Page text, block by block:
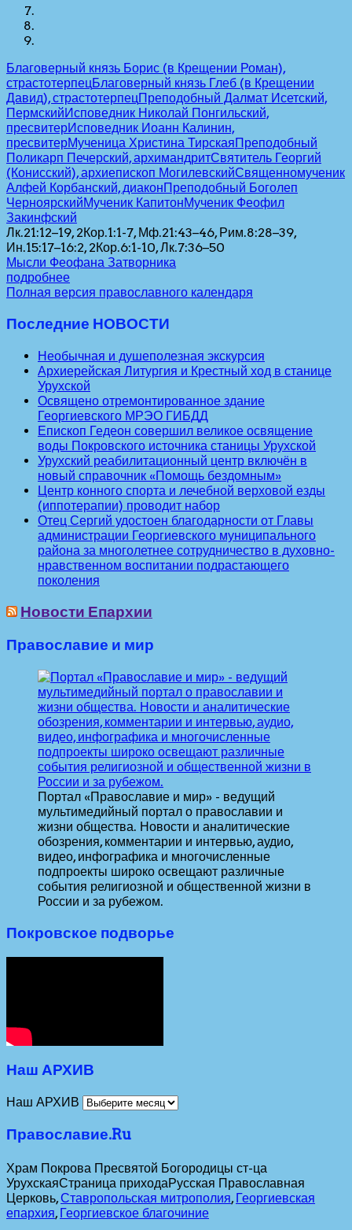
Благоверный князь Борис (в Крещении Роман),
страстотерпецБлаговерный князь Глеб (в Крещении
Давид), страстотерпецПреподобный Далмат Исетский,
ПермскийИсповедник Николай Понгильский,
пресвитерИсповедник Иоанн Калинин,
пресвитерМученица Христина ТирскаяПреподобный
Поликарп Печерский, архимандритСвятитель Георгий
(Конисский), архиепископ МогилевскийСвященномученик
Алфей Корбанский, диаконПреподобный Боголеп
ЧерноярскийМученик КапитонМученик Феофил
Закинфский
Лк.21:12–19, 2Кор.1:1-7, Мф.21:43–46, Рим.8:28–39,
Ин.15:17–16:2, 2Кор.6:1-10, Лк.7:36–50
Мысли Феофана Затворника
подробнее
Полная версия православного календаря
Последние НОВОСТИ
Необычная и душеполезная экскурсия
Архиерейская Литургия и Крестный ход в станице
Урухской
Освящено отремонтированное здание
Георгиевского МРЭО ГИБДД
Епископ Гедеон совершил великое освящение
воды Покровского источника станицы Урухской
Урухский реабилитационный центр включён в
новый справочник «Помощь бездомным»
Центр конного спорта и лечебной верховой езды
(иппотерапии) проводит набор
Отец Сергий удостоен благодарности от Главы
администрации Георгиевского муниципального
района за многолетнее сотрудничество в духовно-
нравственном воспитании подрастающего
поколения
Новости Епархии
Православие и мир
Портал «Православие и мир» - ведущий
мультимедийный портал о православии и
жизни общества. Новости и аналитические
обозрения, комментарии и интервью, аудио,
видео, инфографика и многочисленные
подпроекты широко освещают различные
события религиозной и общественной жизни в
России и за рубежом.
Покровское подворье
Наш АРХИВ
Наш АРХИВ
Православие.Ru
Храм Покрова Пресвятой Богородицы ст-ца
УрухскаяСтраница приходаРусская Православная
Церковь,Ставропольская митрополия,Георгиевская
епархия,Георгиевское благочиние